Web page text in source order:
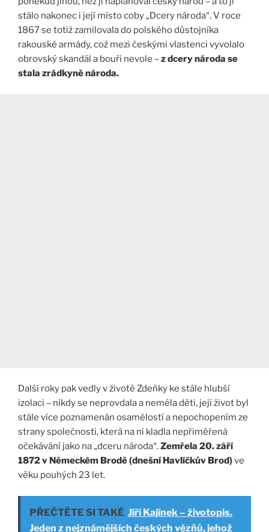
stálo nakonec i její místo coby „Dcery národa“. V roce
1867 se totiž zamilovala do polského důstojníka
rakouské armády, což mezi českými vlastenci vyvolalo
obrovský skandál a bouři nevole –z dcery národa se
stala zrádkyně národa.
Další roky pak vedly v životě Zdeňky ke stále hlubší
izolaci – nikdy se neprovdala a neměla děti, její život byl
stále více poznamenán osamělostí a nepochopením ze
strany společnosti, která na ni kladla nepřiměřená
očekávání jako na „dceru národa“.Zemřela 20. září
1872 v Německém Brodě (dnešní Havlíčkův Brod)ve
věku pouhých 23 let.
PŘEČTĚTE SI TAKÉ Jiří Kajínek – životopis.
Jeden z nejznámějších českých vězňů, jehož